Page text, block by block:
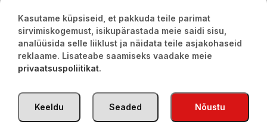
Kasutame küpsiseid, et pakkuda teile parimat
sirvimiskogemust, isikupärastada meie saidi sisu,
analüüsida selle liiklust ja näidata teile asjakohaseid
reklaame. Lisateabe saamiseks vaadake meie
privaatsuspoliitikat.
Nõustu
Seaded
Keeldu